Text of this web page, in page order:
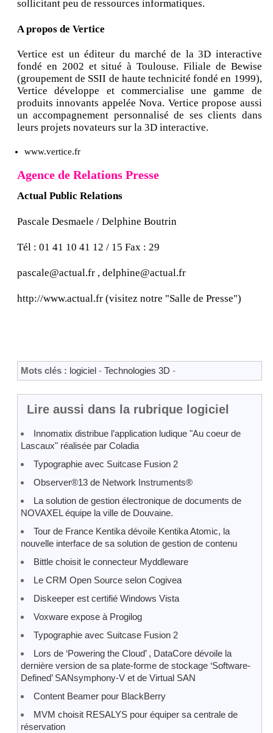
sollicitant peu de ressources informatiques.
A propos de Vertice
Vertice est un éditeur du marché de la 3D interactive
fondé en 2002 et situé à Toulouse. Filiale de Bewise
(groupement de SSII de haute technicité fondé en 1999),
Vertice développe et commercialise une gamme de
produits innovants appelée Nova. Vertice propose aussi
un accompagnement personnalisé de ses clients dans
leurs projets novateurs sur la 3D interactive.
www.vertice.fr
Agence de Relations Presse
Actual Public Relations
Pascale Desmaele / Delphine Boutrin
Tél : 01 41 10 41 12 / 15 Fax : 29
pascale@actual.fr , delphine@actual.fr
http://www.actual.fr (visitez notre "Salle de Presse")
Mots clés : logiciel - Technologies 3D -
Lire aussi dans la rubrique logiciel
Innomatix distribue l’application ludique "Au coeur de
Lascaux" réalisée par Coladia
Typographie avec Suitcase Fusion 2
Observer®13 de Network Instruments®
La solution de gestion électronique de documents de
NOVAXEL équipe la ville de Douvaine.
Tour de France Kentika dévoile Kentika Atomic, la
nouvelle interface de sa solution de gestion de contenu
Bittle choisit le connecteur Myddleware
Le CRM Open Source selon Cogivea
Diskeeper est certifié Windows Vista
Voxware expose à Progilog
Typographie avec Suitcase Fusion 2
Lors de ‘Powering the Cloud’ , DataCore dévoile la
dernière version de sa plate-forme de stockage ‘Software-
Defined’ SANsymphony-V et de Virtual SAN
Content Beamer pour BlackBerry
MVM choisit RESALYS pour équiper sa centrale de
réservation